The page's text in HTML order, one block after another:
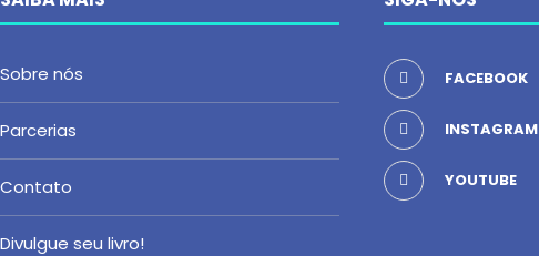
Sobre nós
Parcerias
Contato
Divulgue seu livro!
FACEBOOK
INSTAGRAM
YOUTUBE